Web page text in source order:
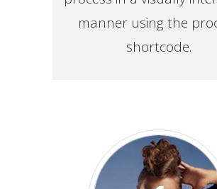
manner using the
shortcode.